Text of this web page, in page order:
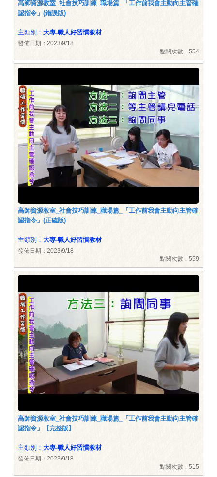
高師資源教室_社會技巧訓練_職場篇_「工作前我會主動向主管確
認指令」(錯誤版)
主類別： 大專-職人好習慣教材
發佈日期：2023/9/18
點閱次數：554
高師資源教室_社會技巧訓練_職場篇_「工作前我會主動向主管確
認指令」(正確版)
主類別： 大專-職人好習慣教材
發佈日期：2023/9/18
點閱次數：559
高師資源教室_社會技巧訓練_職場篇_「工作前我會主動向主管確
認指令」【完整版】
主類別： 大專-職人好習慣教材
發佈日期：2023/9/18
點閱次數：515